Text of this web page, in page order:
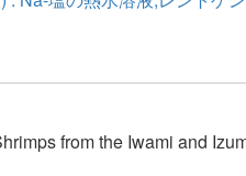
from the Iwami and